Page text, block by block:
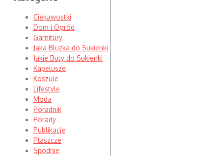
Ciekawostki
Dom i Ogród
Garnitury
Jaka Bluzka do Sukienki
Jakie Buty do Sukienki
Kapelusze
Koszule
Lifestyle
Moda
Poradnik
Porady
Publikacje
Płaszcze
Spodnie